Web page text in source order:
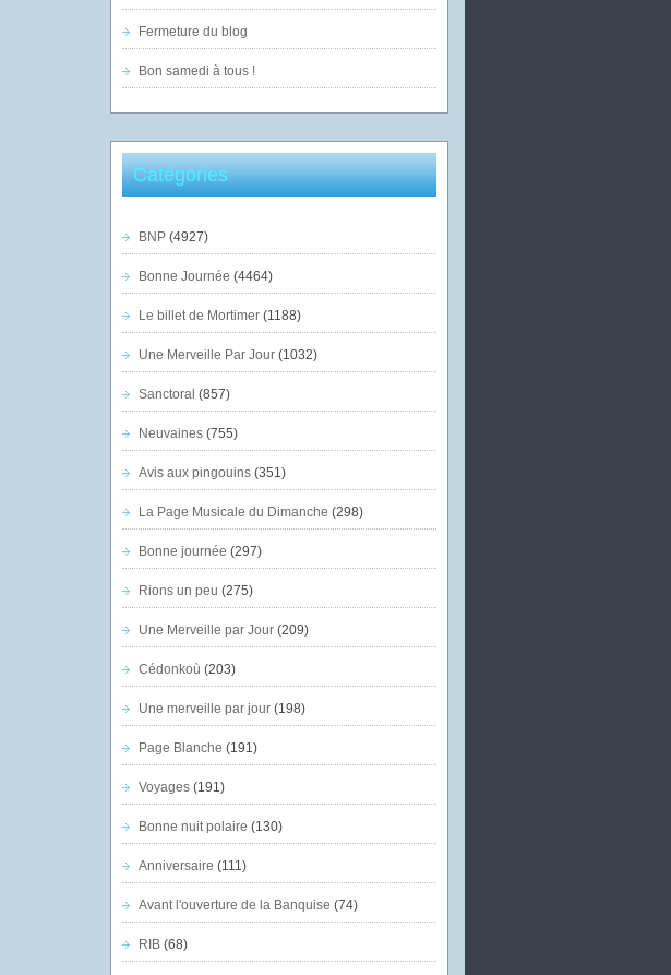
Fermeture du blog
Bon samedi à tous !
Catégories
BNP(4927)
Bonne Journée (4464)
Le billet de Mortimer(1188)
Une Merveille Par Jour(1032)
Sanctoral (857)
Neuvaines(755)
Avis aux pingouins(351)
La Page Musicale du Dimanche (298)
Bonne journée (297)
Rions un peu (275)
Une Merveille par Jour(209)
Cédonkoù (203)
Une merveille par jour(198)
Page Blanche (191)
Voyages(191)
Bonne nuit polaire (130)
Anniversaire (111)
Avant l'ouverture de la Banquise (74)
RIB(68)